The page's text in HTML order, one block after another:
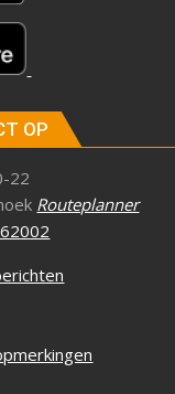
OP
22
Routeplanner